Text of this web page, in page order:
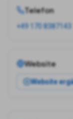
Telefon
+49 170 8387143
Website
Website